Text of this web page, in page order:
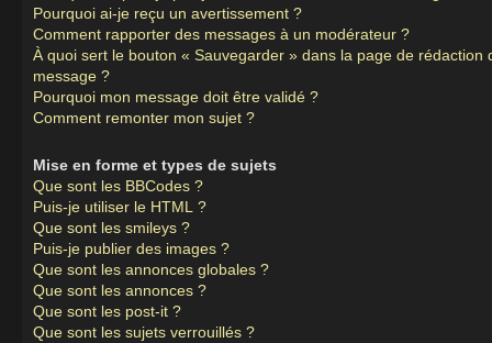
Pourquoi ai-je reçu un avertissement ?
Comment rapporter des messages à un modérateur ?
À quoi sert le bouton « Sauvegarder » dans la page de rédaction
message ?
Pourquoi mon message doit être validé ?
Comment remonter mon sujet ?
Mise en forme et types de sujets
Que sont les BBCodes ?
Puis-je utiliser le HTML ?
Que sont les smileys ?
Puis-je publier des images ?
Que sont les annonces globales ?
Que sont les annonces ?
Que sont les post-it ?
Que sont les sujets verrouillés ?